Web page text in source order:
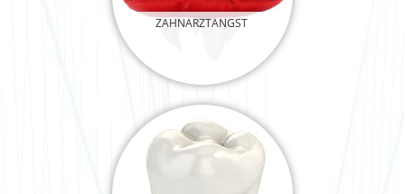
ZAHNARZTANGST